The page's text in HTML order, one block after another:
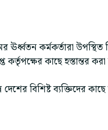
কর্মকর্তারা উপস্থিত
কাছে হস্তান্তর
বিশিষ্ট ব্যক্তিদের কাছে